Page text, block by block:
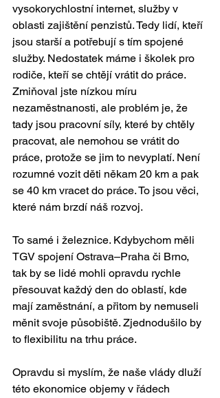
vysokorychlostní internet, služby v
oblasti zajištění penzistů. Tedy lidí, kteří
jsou starší a potřebují s tím spojené
služby. Nedostatek máme i školek pro
rodiče, kteří se chtějí vrátit do práce.
Zmiňoval jste nízkou míru
nezaměstnanosti, ale problém je, že
tady jsou pracovní síly, které by chtěly
pracovat, ale nemohou se vrátit do
práce, protože se jim to nevyplatí. Není
rozumné vozit děti někam 20 km a pak
se 40 km vracet do práce. To jsou věci,
které nám brzdí náš rozvoj.
To samé i železnice. Kdybychom měli
TGV spojení Ostrava–Praha či Brno,
tak by se lidé mohli opravdu rychle
přesouvat každý den do oblastí, kde
mají zaměstnání, a přitom by nemuseli
měnit svoje působiště. Zjednodušilo by
to flexibilitu na trhu práce.
Opravdu si myslím, že naše vlády dluží
této ekonomice objemy v řádech